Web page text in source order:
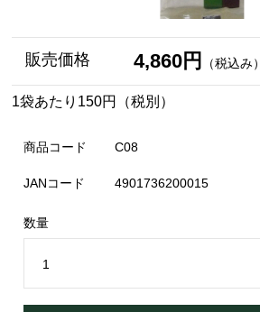
販売価格 4,860円 （税込み）
1袋あたり150円（税別）
商品コード C08
JANコード 4901736200015
数量